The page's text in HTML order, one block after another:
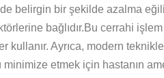
belirgin bir şekilde azalma
bağlıdır.Bu cerrahi işlem
kullanır. Ayrıca, modern
etmek için hastanın